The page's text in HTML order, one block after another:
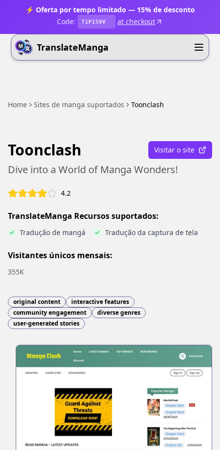
⚡ Oferta por tempo limitado — 15% de desconto
Code:
T1P15VV at checkout
TranslateManga
Home Sites de manga suportados Toonclash
Toonclash Visitar o site
Dive into a World of Manga Wonders!
4.2
TranslateManga Recursos suportados:
Tradução de mangá Tradução da captura de tela
Visitantes únicos mensais:
355K
original content
interactive features
community engagement
diverse genres
user-generated stories